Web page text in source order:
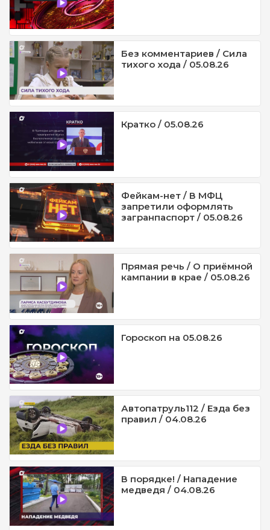
Без комментариев / Сила
тихого хода / 05.08.26
Кратко / 05.08.26
Фейкам-нет / В МФЦ
запретили оформлять
загранпаспорт / 05.08.26
Прямая речь / О приёмной
кампании в крае / 05.08.26
Гороскоп на 05.08.26
Автопатруль112 / Езда без
правил / 04.08.26
В порядке! / Нападение
медведя / 04.08.26